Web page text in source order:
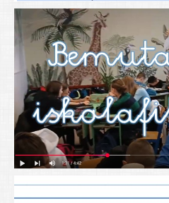
TIOP
Határtalanul
Névadónk
UNESCO Társult Iskola
Sportversenyek
Tanulmányi versenyek
Alapítványunk